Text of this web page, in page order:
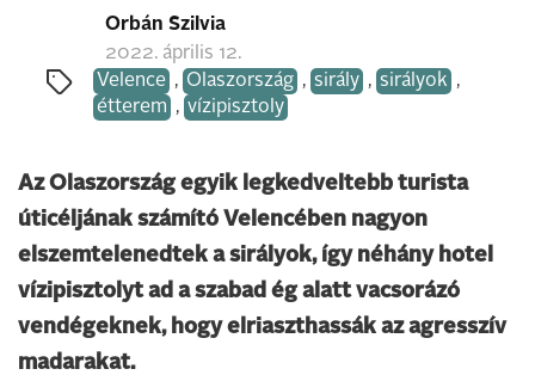
Orbán Szilvia
2022. április 12.
Velence , Olaszország , sirály , sirályok ,
étterem , vízipisztoly
Az Olaszország egyik legkedveltebb turista
úticéljának számító Velencében nagyon
elszemtelenedtek a sirályok, így néhány hotel
vízipisztolyt ad a szabad ég alatt vacsorázó
vendégeknek, hogy elriaszthassák az agresszív
madarakat.